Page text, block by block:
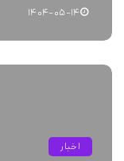
۱۴۰۴-۰۵-۱۴
اخبار